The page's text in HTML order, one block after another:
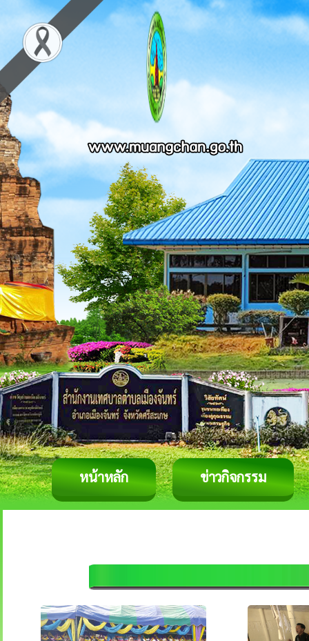
หน้าหลัก ข่าวกิจกรรม